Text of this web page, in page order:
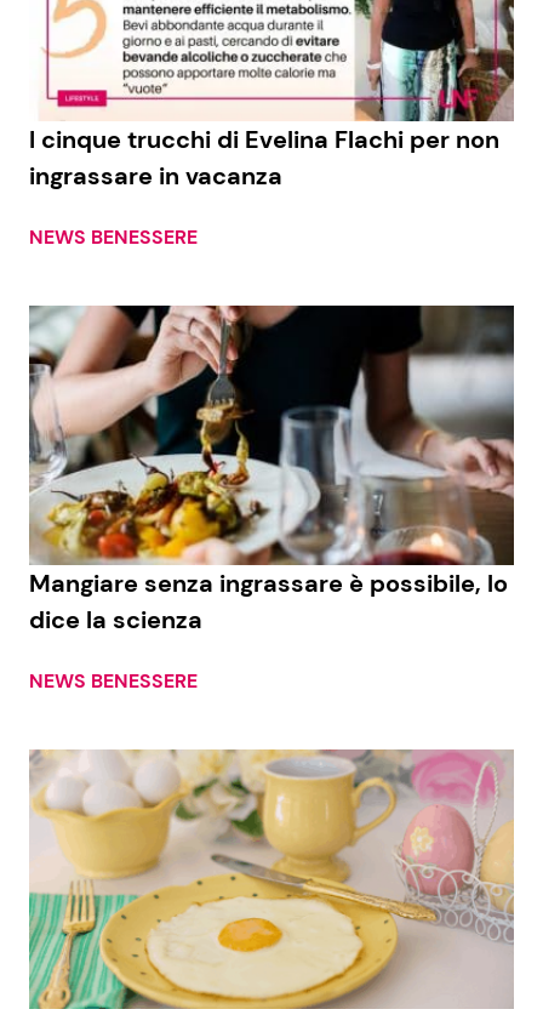
Economia
Persone Scomparse
Politica
Fiction e Serie TV
Programmi TV
Reality e Talent
ShowBiz
News Cinema
News Musica
News Spettacolo
Social News
News dal mondo
Benessere
Mondo Mamma
News benessere
Salute
Viaggi e Turismo
Cucina e Ricette
Le Ricette in TV
Primi Piatti
Ricette Facili e Veloci
Ricette Feste
I cinque trucchi di Evelina Flachi per non
ingrassare in vacanza
NEWS BENESSERE
Mangiare senza ingrassare è possibile, lo
dice la scienza
NEWS BENESSERE